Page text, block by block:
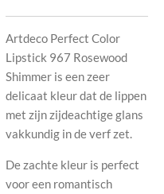
Artdeco Perfect Color
Lipstick 967 Rosewood
Shimmer is een zeer
delicaat kleur dat de lippen
met zijn zijdeachtige glans
vakkundig in de verf zet.
De zachte kleur is perfect
voor een romantisch